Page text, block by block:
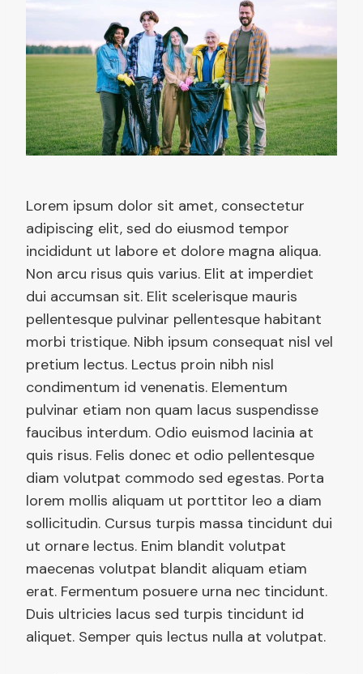
Lorem ipsum dolor sit amet, consectetur
adipiscing elit, sed do eiusmod tempor
incididunt ut labore et dolore magna aliqua.
Non arcu risus quis varius. Elit at imperdiet
dui accumsan sit. Elit scelerisque mauris
pellentesque pulvinar pellentesque habitant
morbi tristique. Nibh ipsum consequat nisl vel
pretium lectus. Lectus proin nibh nisl
condimentum id venenatis. Elementum
pulvinar etiam non quam lacus suspendisse
faucibus interdum. Odio euismod lacinia at
quis risus. Felis donec et odio pellentesque
diam volutpat commodo sed egestas. Porta
lorem mollis aliquam ut porttitor leo a diam
sollicitudin. Cursus turpis massa tincidunt dui
ut ornare lectus. Enim blandit volutpat
maecenas volutpat blandit aliquam etiam
erat. Fermentum posuere urna nec tincidunt.
Duis ultricies lacus sed turpis tincidunt id
aliquet. Semper quis lectus nulla at volutpat.